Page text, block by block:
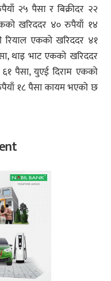
२५ पैसा र बिक्रीदर २२
खरिददर ४० रुपैयाँ १४
रियाल एकको खरिददर ४१
थाइ भाट एकको खरिददर
पैसा, युएई दिराम एकको
१८ पैसा कायम भएको छ